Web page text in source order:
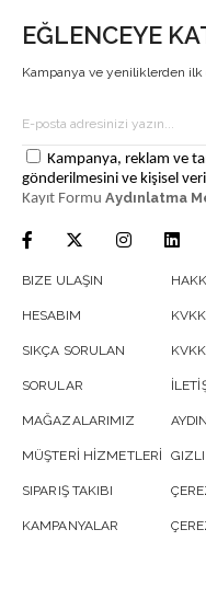
EĞLENCEYE
Kampanya ve yeniliklerden ilk
Kampanya, reklam ve
gönderilmesini ve kişisel
Kayıt Formu Aydınlatma
BIZE ULAŞIN
HESABIM
SIKÇA SORULAN
SORULAR
MAĞAZALARIMIZ
MÜŞTERİ HİZMETLERİ
SIPARIŞ TAKIBI
KAMPANYALAR